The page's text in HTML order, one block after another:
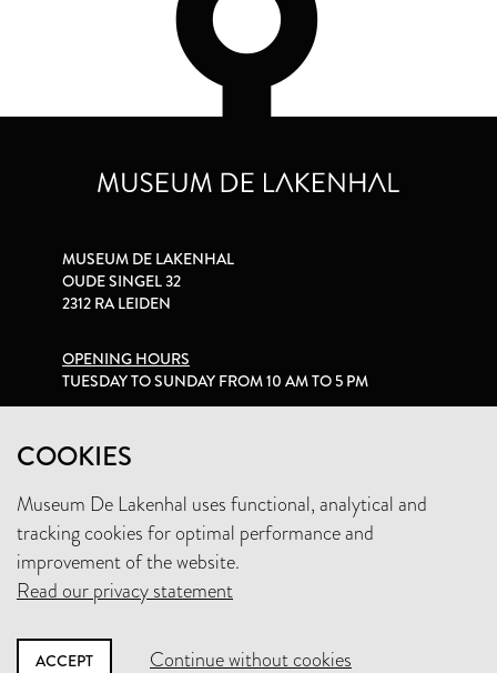
COOKIES
Museum De Lakenhal uses functional, analytical and
tracking cookies for optimal performance and
improvement of the website.
Read our privacy statement
ACCEPT Continue without cookies
MUSEUM DE LAKENHAL
OUDE SINGEL 32
2312 RA LEIDEN
OPENING HOURS
TUESDAY TO SUNDAY FROM 10 AM TO 5 PM
+31 (0)71 5165360
INFO@LAKENHAL.NL
SUPPORT THE MUSEUM